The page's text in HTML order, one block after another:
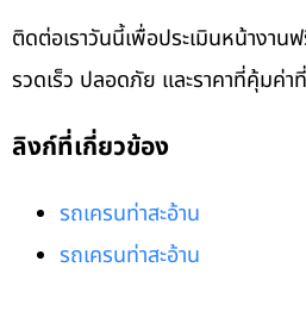
ติดต่อเราวันนี้เพื่อประเมินหน้างาน
รวดเร็ว ปลอดภัย และราคาที่คุ้มค่
ลิงก์ที่เกี่ยวข้อง
รถเครนท่าสะอ้าน
รถเครนท่าสะอ้าน